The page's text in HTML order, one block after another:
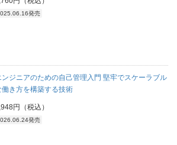
発売
ンジニアのための自己管理入門 堅牢でスケーラブル
働き方を構築する技術
円（税込）
発売